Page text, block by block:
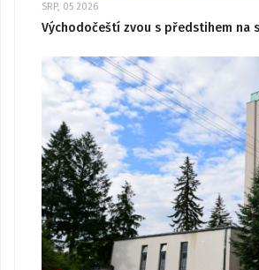
SRP, 05 2026
Východočeští zvou s předstihem na